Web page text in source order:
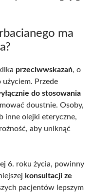
ma
przeciwwskazań, o
Przede
do stosowania
doustnie. Osoby,
inne olejki eteryczne,
aby uniknąć
6. roku życia, powinny
konsultacji ze
pacjentów lepszym